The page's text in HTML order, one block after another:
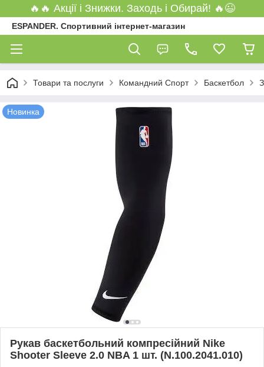
🔥🔥 Акції і Знижки. Заходь і Обирай! 🔥😉
ESPANDER. Спортивний інтернет-магазин
Товари та послуги Командний Спорт Баскетбол
Новинка
Рукав баскетбольний компресійний Nike
Shooter Sleeve 2.0 NBA 1 шт. (N.100.2041.010)